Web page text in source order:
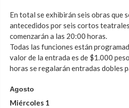
En total se exhibirán seis obras que
antecedidos por seis cortos
comenzarán a las 20:00 horas.
Todas las funciones están
valor de la entrada es de $1.000
horas se regalarán entradas dobles
Agosto
Miércoles 1